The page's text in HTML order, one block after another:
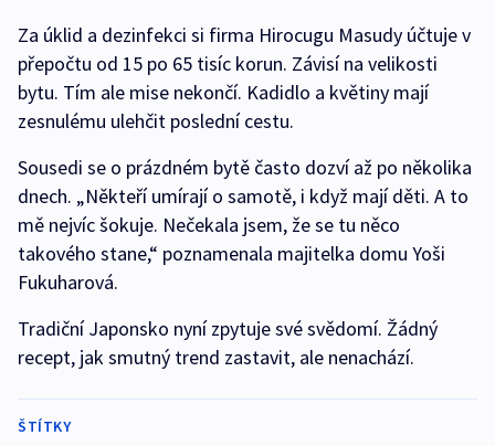
Za úklid a dezinfekci si firma Hirocugu Masudy účtuje v
přepočtu od 15 po 65 tisíc korun. Závisí na velikosti
bytu. Tím ale mise nekončí. Kadidlo a květiny mají
zesnulému ulehčit poslední cestu.
Sousedi se o prázdném bytě často dozví až po několika
dnech. „Někteří umírají o samotě, i když mají děti. A to
mě nejvíc šokuje. Nečekala jsem, že se tu něco
takového stane,“ poznamenala majitelka domu Yoši
Fukuharová.
Tradiční Japonsko nyní zpytuje své svědomí. Žádný
recept, jak smutný trend zastavit, ale nenachází.
ŠTÍTKY